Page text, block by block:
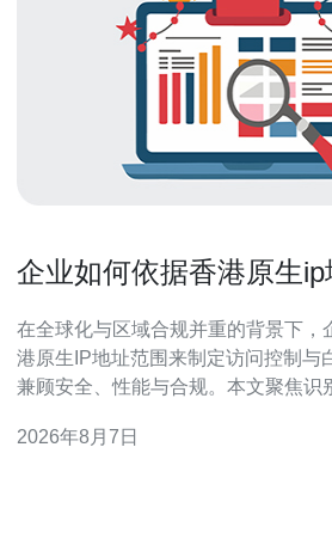
企业如何依据香港原生ip
在全球化与区域合规并重的背景下，
港原生IP地址范围来制定访问控制与
兼顾安全、性能与合规。本文聚焦识
点，适合用于SEO与本地化安全部署参考。
2026年8月7日